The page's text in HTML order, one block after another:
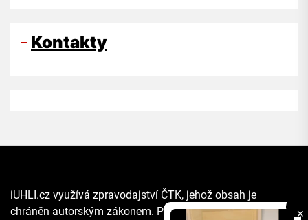
Kontakty
✕
iUHLI.cz využívá zpravodajství ČTK, jehož obsah je
chráněn autorským zákonem. Přepis, šíření či další